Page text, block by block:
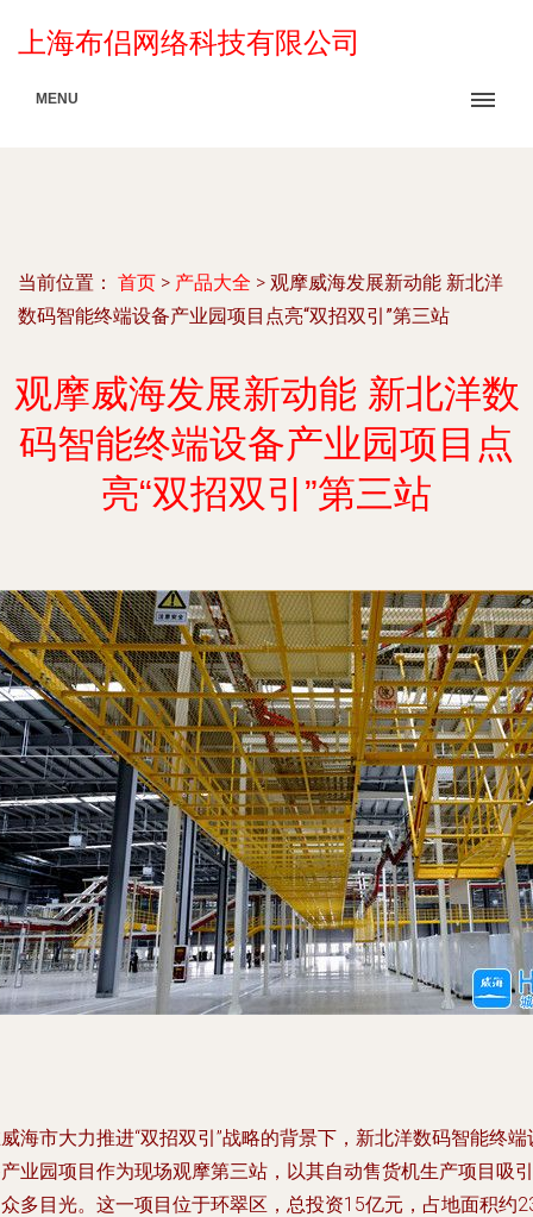
上海布侣网络科技有限公司
MENU
当前位置： 首页 > 产品大全 > 观摩威海发展新动能 新北洋
数码智能终端设备产业园项目点亮“双招双引”第三站
观摩威海发展新动能 新北洋数
码智能终端设备产业园项目点
亮“双招双引”第三站
海市大力推进“双招双引”战略的背景下，新北洋数码智能终端
业园项目作为现场观摩第三站，以其自动售货机生产项目吸引
多目光。这一项目位于环翠区，总投资15亿元，占地面积约